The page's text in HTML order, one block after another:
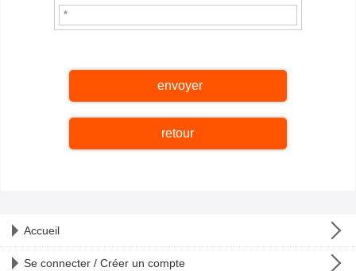
retour
Accueil
Se connecter / Créer un compte